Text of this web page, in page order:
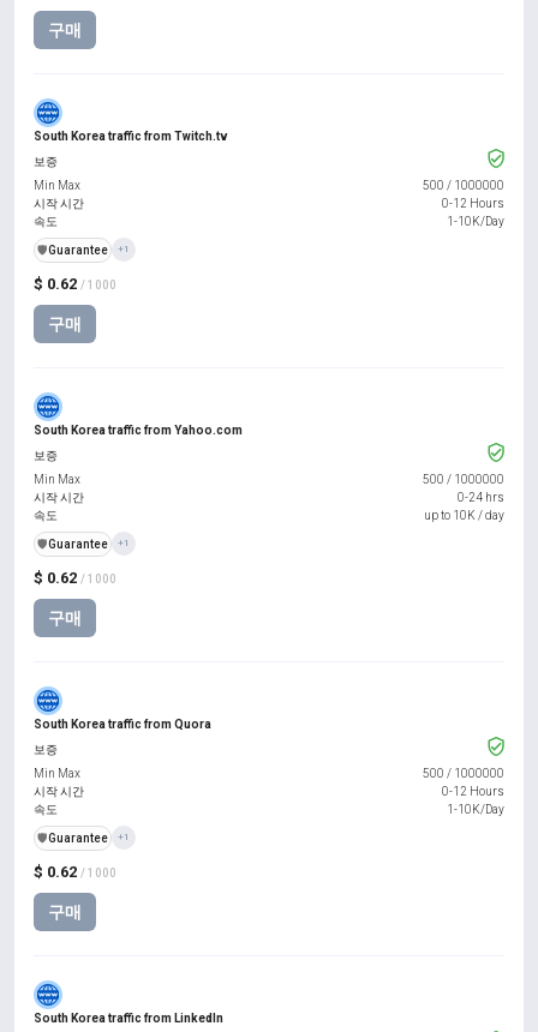
구매
South Korea traffic from Twitch.tv
$ 0.62 / 1000
구매
보증
Min Max
500 / 1000000
시작 시간
0-12 Hours
속도
1-10K/Day
️🛡️Guarantee +1
South Korea traffic from Yahoo.com
$ 0.62 / 1000
구매
보증
Min Max
500 / 1000000
시작 시간
0-24 hrs
속도
up to 10K / day
️🛡️Guarantee +1
South Korea traffic from Quora
$ 0.62 / 1000
구매
보증
Min Max
500 / 1000000
시작 시간
0-12 Hours
속도
1-10K/Day
️🛡️Guarantee +1
South Korea traffic from LinkedIn